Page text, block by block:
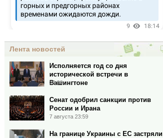
Лента новостей
Исполняется год со дня
исторической встречи в
Вашингтоне
09:00
Сенат одобрил санкции против
России и Ирана
7 августа 23:59
На границе Украины с ЕС застряли